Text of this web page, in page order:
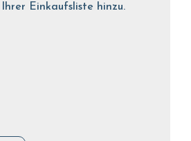
Einkaufsliste hinzu.